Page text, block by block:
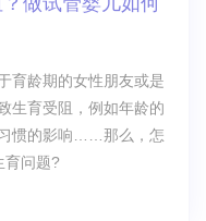
育龄期的女性朋友或是
生育受阻，例如年龄的
惯的影响……那么，怎
育问题?